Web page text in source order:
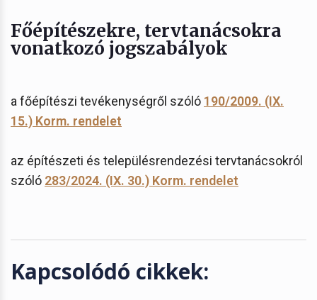
Főépítészekre, tervtanácsokra
vonatkozó jogszabályok
a főépítészi tevékenységről szóló 190/2009. (IX.
15.) Korm. rendelet
az építészeti és településrendezési tervtanácsokról
szóló 283/2024. (IX. 30.) Korm. rendelet
Kapcsolódó cikkek: